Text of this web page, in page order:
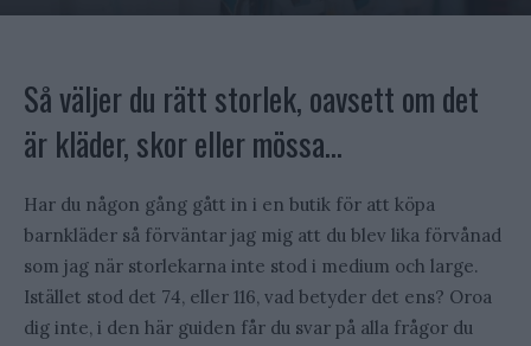
Så väljer du rätt storlek, oavsett om det
är kläder, skor eller mössa…
Har du någon gång gått in i en butik för att köpa
barnkläder så förväntar jag mig att du blev lika förvånad
som jag när storlekarna inte stod i medium och large.
Istället stod det 74, eller 116, vad betyder det ens? Oroa
dig inte, i den här guiden får du svar på alla frågor du